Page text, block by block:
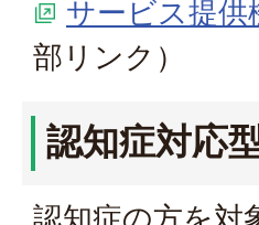
サービス提供
部リンク）
認知症対応